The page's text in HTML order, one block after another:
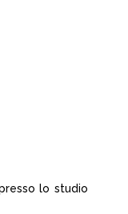
lo studio